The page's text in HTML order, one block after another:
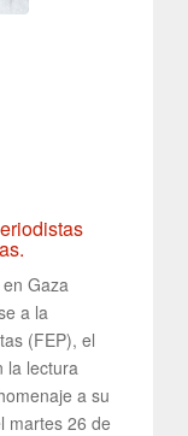
Gaza
a la
(FEP), el
la lectura
a su
martes 26 de